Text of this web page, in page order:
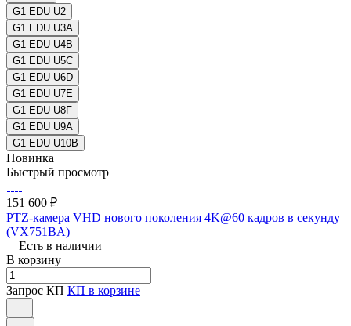
G1 EDU U2
G1 EDU U3A
G1 EDU U4B
G1 EDU U5C
G1 EDU U6D
G1 EDU U7E
G1 EDU U8F
G1 EDU U9A
G1 EDU U10B
Новинка
Быстрый просмотр
151 600 ₽
PTZ-камера VHD нового поколения 4K@60 кадров в секунду
(VX751BA)
Есть в наличии
В корзину
Запрос КП КП в корзине